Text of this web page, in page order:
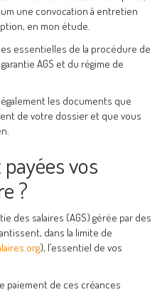
une convocation à entretien
en mon étude.
essentielles de la procédure de
AGS et du régime de
les documents que
de votre dossier et que vous
vos
?
des salaires (AGS) gérée par des
dans la limite de
), l’essentiel de vos
paiement de ces créances